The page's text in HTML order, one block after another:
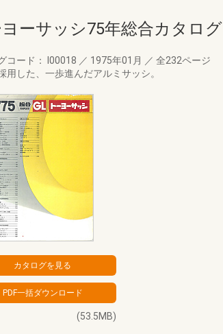
ヨーサッシ75年総合カタログ
コード： I00018 ／ 1975年01月 ／ 全232ページ
用した、一歩進んだアルミサッシ。
(53.5MB)